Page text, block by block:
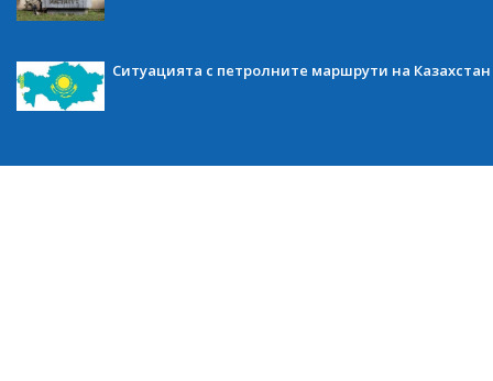
Ситуацията с петролните маршрути на Казахстан